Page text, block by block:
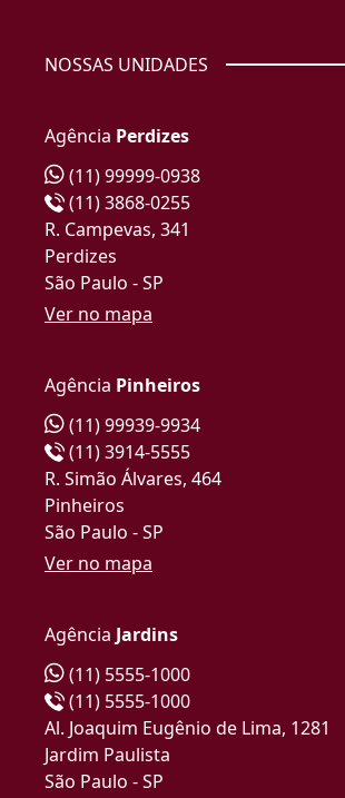
NOSSAS UNIDADES
Agência Perdizes
(11) 99999-0938
(11) 3868-0255
R. Campevas, 341
Perdizes
São Paulo - SP
Ver no mapa
Agência Pinheiros
(11) 99939-9934
(11) 3914-5555
R. Simão Álvares, 464
Pinheiros
São Paulo - SP
Ver no mapa
Agência Jardins
(11) 5555-1000
(11) 5555-1000
Al. Joaquim Eugênio de Lima, 1281
Jardim Paulista
São Paulo - SP